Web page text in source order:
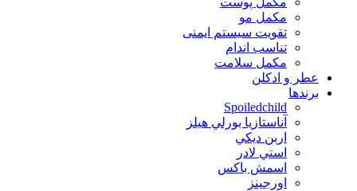
مکمل مو
تقویت سیستم ایمنی
تناسب اندام
مکمل سلامت
عطر و ادکلن
برندها
Spoiledchild
آناستازيا بورلي هيلز
اربن ديكي
استي لادر
اسمش باكس
اورجينز